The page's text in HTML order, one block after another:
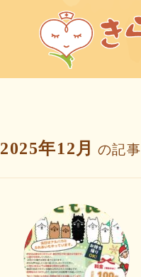
2025年12月 の記